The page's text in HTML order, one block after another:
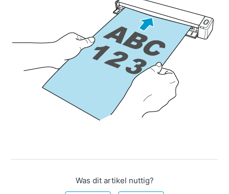
Was dit artikel nuttig?